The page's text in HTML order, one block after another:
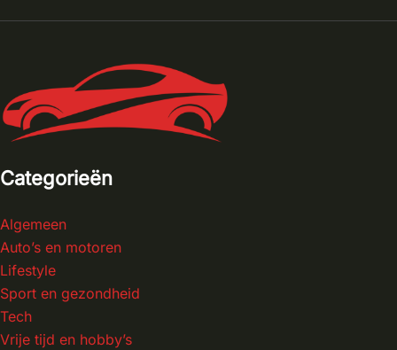
Categorieën
Algemeen
Auto’s en motoren
Lifestyle
Sport en gezondheid
Tech
Vrije tijd en hobby’s